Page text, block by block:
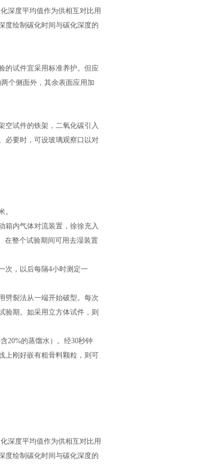
深度平均值作为供相互对比用
度绘制碳化时间与碳化深度的
试件宜采用标准养护。但应
个侧面外，其余表面应用加
试件的铁架，二氧化碳引入
必要时，可设玻璃观察口以对
。
内气体对流装置，徐徐充入
在整个试验期间可用去湿装置
，以后每隔4小时测定一
裂法从一端开始破型。每次
验期。如采用立方体试件，则
20%的蒸馏水）。经30秒钟
上刚好嵌有粗骨料颗粒，则可
深度平均值作为供相互对比用
度绘制碳化时间与碳化深度的